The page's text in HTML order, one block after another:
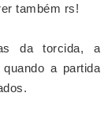
também rs!
da torcida, a
a partida